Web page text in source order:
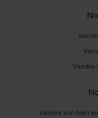
personnelles et définir
votre consentement à
déclaration sur les
réseaux sociaux et
Nous partageons
Vendre
Vendre son bien